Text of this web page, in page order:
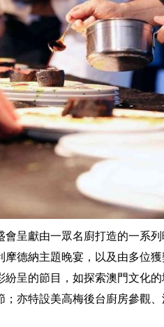
會呈獻由一眾名廚打造的一系
摩德納主題晚宴，以及由多位
紛呈的節目，如探索澳門文化
；亦特設美高梅後台廚房參觀